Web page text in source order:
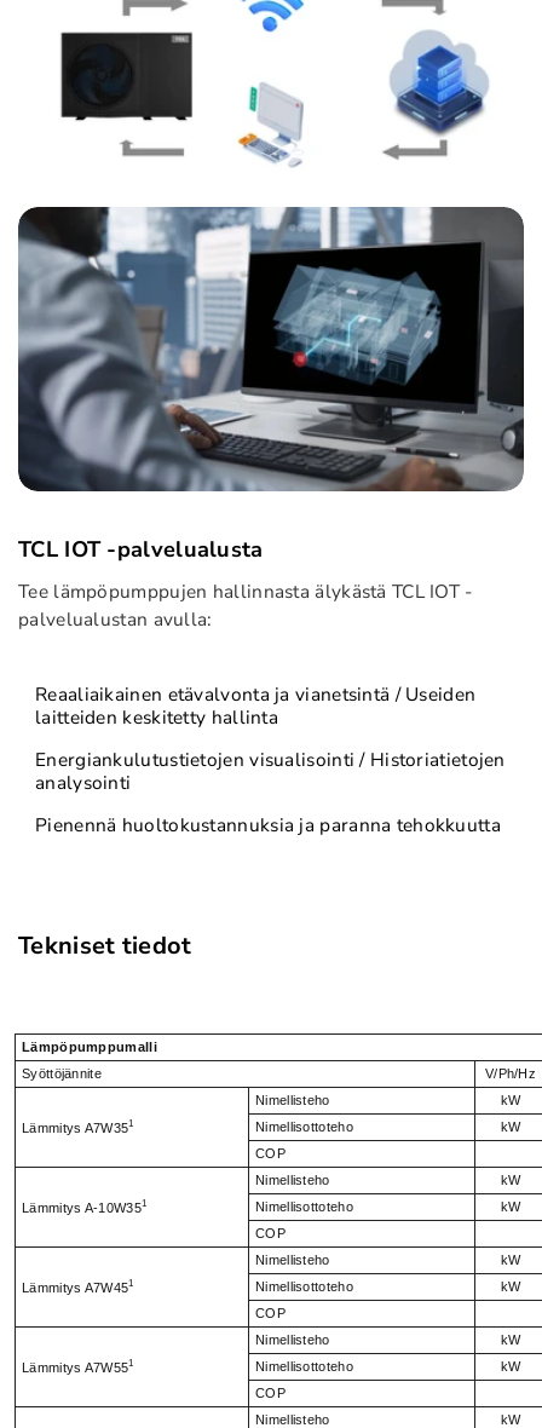
TCL IOT -palvelualusta
Tee lämpöpumppujen hallinnasta älykästä TCL IOT -
palvelualustan avulla:
Reaaliaikainen etävalvonta ja vianetsintä / Useiden
laitteiden keskitetty hallinta
Energiankulutustietojen visualisointi / Historiatietojen
analysointi
Pienennä huoltokustannuksia ja paranna tehokkuutta
Tekniset tiedot
Lämpöpumppumalli
Syöttöjännite
V/Ph/Hz
Lämmitys A7W351
Nimellisteho
kW
Nimellisottoteho
kW
COP
Lämmitys A-10W351
Nimellisteho
kW
Nimellisottoteho
kW
COP
Lämmitys A7W451
Nimellisteho
kW
Nimellisottoteho
kW
COP
Lämmitys A7W551
Nimellisteho
kW
Nimellisottoteho
kW
COP
Nimellisteho
kW